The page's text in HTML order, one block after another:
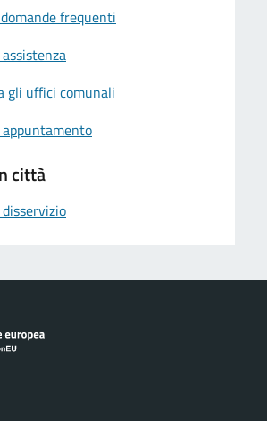
frequenti
gli uffici comunali
città